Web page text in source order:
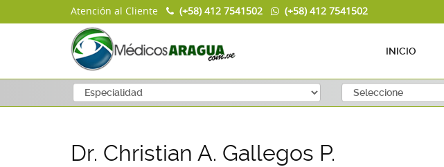
Atención al Cliente (+58) 412 7541502 (+58) 412 7541502
INICIO
Dr. Christian A. Gallegos P.